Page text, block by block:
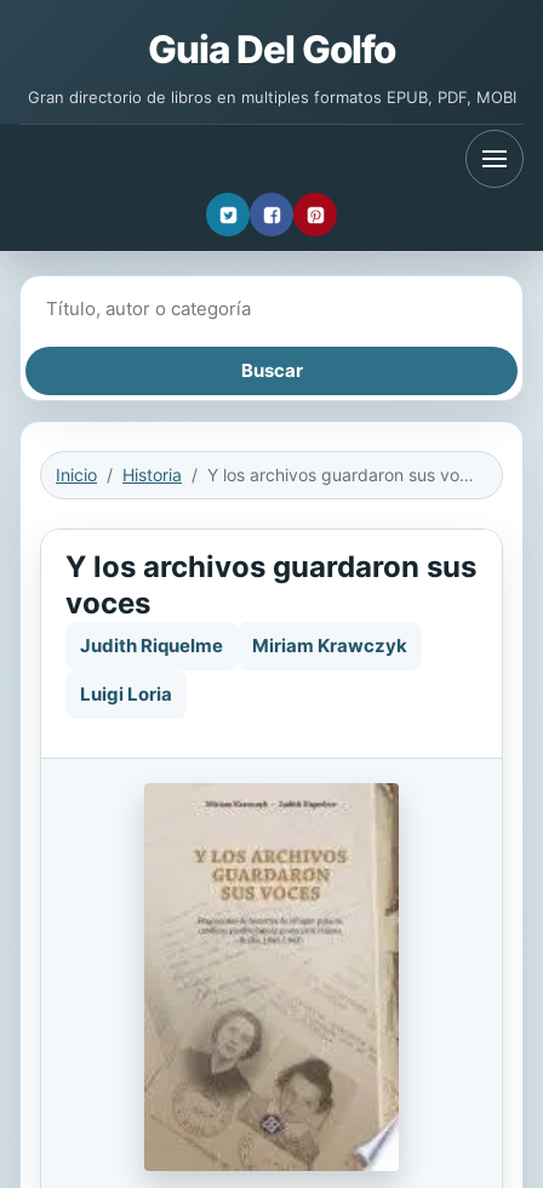
Guia Del Golfo
Gran directorio de libros en multiples formatos EPUB, PDF, MOBI
Inicio Historia Y los archivos guardaron sus voces
Y los archivos guardaron sus
voces
Judith Riquelme Miriam Krawczyk
Luigi Loria